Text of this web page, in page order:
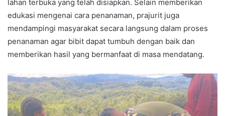
lahan terbuka yang telah disiapkan. Selain memberikan
edukasi mengenai cara penanaman, prajurit juga
mendampingi masyarakat secara langsung dalam proses
penanaman agar bibit dapat tumbuh dengan baik dan
memberikan hasil yang bermanfaat di masa mendatang.